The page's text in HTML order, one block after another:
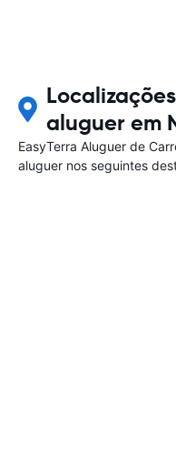
aluguer em
EasyTerra Aluguer de
aluguer nos seguintes